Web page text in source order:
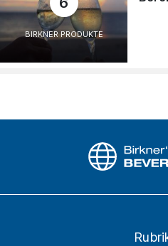
BIRKNER PRODUKTE